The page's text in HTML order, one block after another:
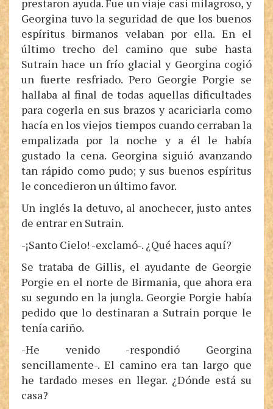
prestaron ayuda. Fue un viaje casi milagroso, y
Georgina tuvo la seguridad de que los buenos
espíritus birmanos velaban por ella. En el
último trecho del camino que sube hasta
Sutrain hace un frío glacial y Georgina cogió
un fuerte resfriado. Pero Georgie Porgie se
hallaba al final de todas aquellas dificultades
para cogerla en sus brazos y acariciarla como
hacía en los viejos tiempos cuando cerraban la
empalizada por la noche y a él le había
gustado la cena. Georgina siguió avanzando
tan rápido como pudo; y sus buenos espíritus
le concedieron un último favor.
Un inglés la detuvo, al anochecer, justo antes
de entrar en Sutrain.
-¡Santo Cielo! -exclamó-. ¿Qué haces aquí?
Se trataba de Gillis, el ayudante de Georgie
Porgie en el norte de Birmania, que ahora era
su segundo en la jungla. Georgie Porgie había
pedido que lo destinaran a Sutrain porque le
tenía cariño.
-He venido -respondió Georgina
sencillamente-. El camino era tan largo que
he tardado meses en llegar. ¿Dónde está su
casa?